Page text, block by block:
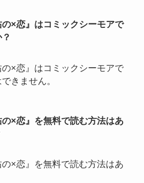
の×恋』はコミックシーモアで
の×恋』はコミックシーモアで
きません。
の×恋』を無料で読む方法はあ
の×恋』を無料で読む方法はあ